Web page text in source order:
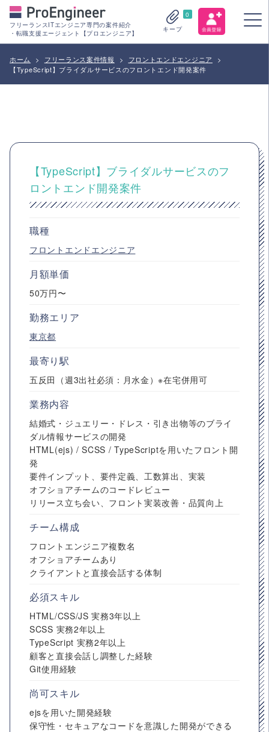
フリーランスITエンジニア専門の案件紹介
・転職支援エージェント【プロエンジニア】
0
キープ
ホーム > フリーランス案件情報 > フロントエンドエンジニア
>
【TypeScript】ブライダルサービスのフロントエンド開発案件
【TypeScript】ブライダルサービスのフ
ロントエンド開発案件
職種
フロントエンドエンジニア
月額単価
50万円〜
勤務エリア
東京都
最寄り駅
五反田（週3出社必須：月水金）※在宅併用可
業務内容
結婚式・ジュエリー・ドレス・引き出物等のブライ
ダル情報サービスの開発
HTML(ejs) / SCSS / TypeScriptを用いたフロント開
発
要件インプット、要件定義、工数算出、実装
オフショアチームのコードレビュー
リリース立ち会い、フロント実装改善・品質向上
チーム構成
フロントエンジニア複数名
オフショアチームあり
クライアントと直接会話する体制
必須スキル
HTML/CSS/JS 実務3年以上
SCSS 実務2年以上
TypeScript 実務2年以上
顧客と直接会話し調整した経験
Git使用経験
尚可スキル
ejsを用いた開発経験
保守性・セキュアなコードを意識した開発ができる